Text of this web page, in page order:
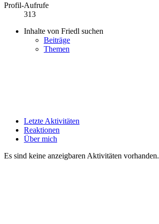
Profil-Aufrufe
313
Inhalte von Friedl suchen
Beiträge
Themen
Letzte Aktivitäten
Reaktionen
Über mich
Es sind keine anzeigbaren Aktivitäten vorhanden.